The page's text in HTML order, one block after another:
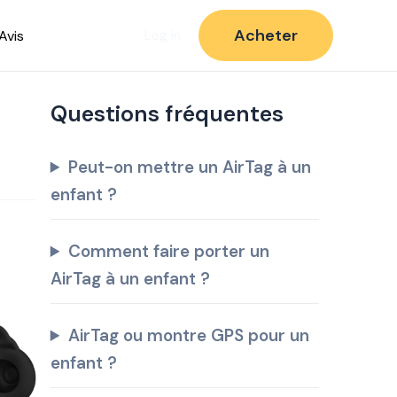
Acheter
Questions fréquentes
Peut-on mettre un AirTag à un
enfant ?
Comment faire porter un
AirTag à un enfant ?
AirTag ou montre GPS pour un
enfant ?